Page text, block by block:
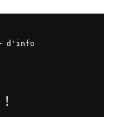
d'info
!